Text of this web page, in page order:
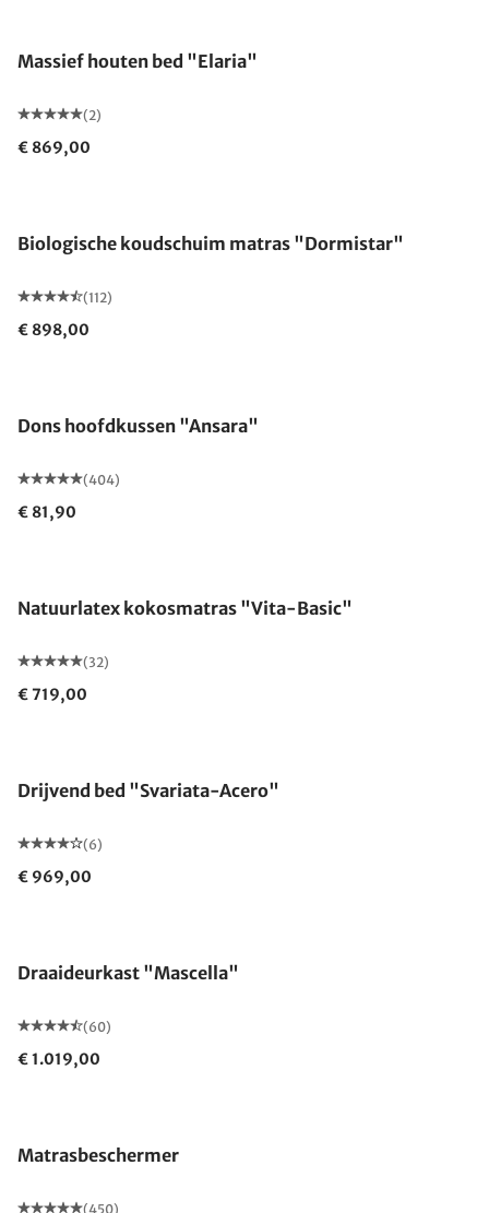
Massief houten bed "Elaria"
(2)
€ 869,00
Biologische koudschuim matras "Dormistar"
(112)
€ 898,00
Dons hoofdkussen "Ansara"
(404)
€ 81,90
Natuurlatex kokosmatras "Vita-Basic"
(32)
€ 719,00
Drijvend bed "Svariata-Acero"
(6)
€ 969,00
Draaideurkast "Mascella"
(60)
€ 1.019,00
Matrasbeschermer
(450)